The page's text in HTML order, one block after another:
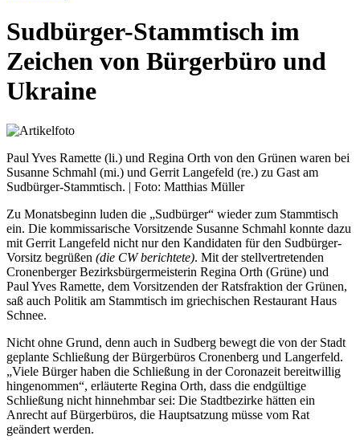
Sudbürger-Stammtisch im
Zeichen von Bürgerbüro und
Ukraine
Paul Yves Ramette (li.) und Regina Orth von den Grünen waren bei
Susanne Schmahl (mi.) und Gerrit Langefeld (re.) zu Gast am
Sudbürger-Stammtisch. | Foto: Matthias Müller
Zu Monatsbeginn luden die „Sudbürger“ wieder zum Stammtisch
ein. Die kommissarische Vorsitzende Susanne Schmahl konnte dazu
mit Gerrit Langefeld nicht nur den Kandidaten für den Sudbürger-
Vorsitz begrüßen (die CW berichtete). Mit der stellvertretenden
Cronenberger Bezirksbürgermeisterin Regina Orth (Grüne) und
Paul Yves Ramette, dem Vorsitzenden der Ratsfraktion der Grünen,
saß auch Politik am Stammtisch im griechischen Restaurant Haus
Schnee.
Nicht ohne Grund, denn auch in Sudberg bewegt die von der Stadt
geplante Schließung der Bürgerbüros Cronenberg und Langerfeld.
„Viele Bürger haben die Schließung in der Coronazeit bereitwillig
hingenommen“, erläuterte Regina Orth, dass die endgültige
Schließung nicht hinnehmbar sei: Die Stadtbezirke hätten ein
Anrecht auf Bürgerbüros, die Hauptsatzung müsse vom Rat
geändert werden.